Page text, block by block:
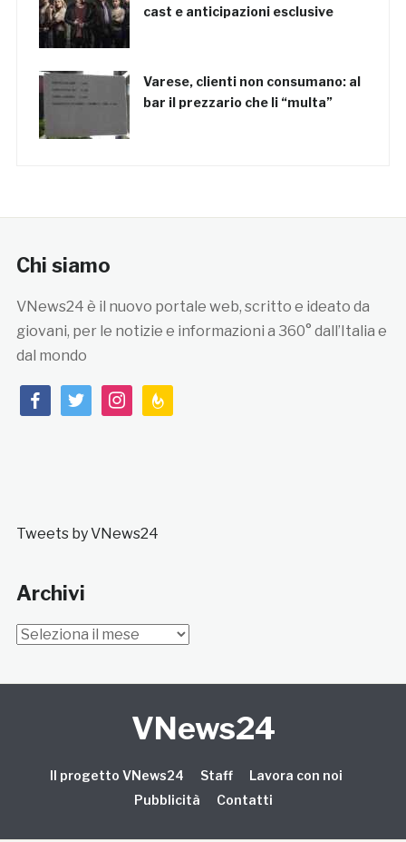
cast e anticipazioni esclusive
Varese, clienti non consumano: al
bar il prezzario che li “multa”
Chi siamo
VNews24 è il nuovo portale web, scritto e ideato da
giovani, per le notizie e informazioni a 360° dall’Italia e
dal mondo
facebooktwitterinstagramfeedburner
Tweets by VNews24
Archivi
Archivi
VNews24
Il progetto VNews24 Staff
Lavora con noi
Pubblicità
Contatti